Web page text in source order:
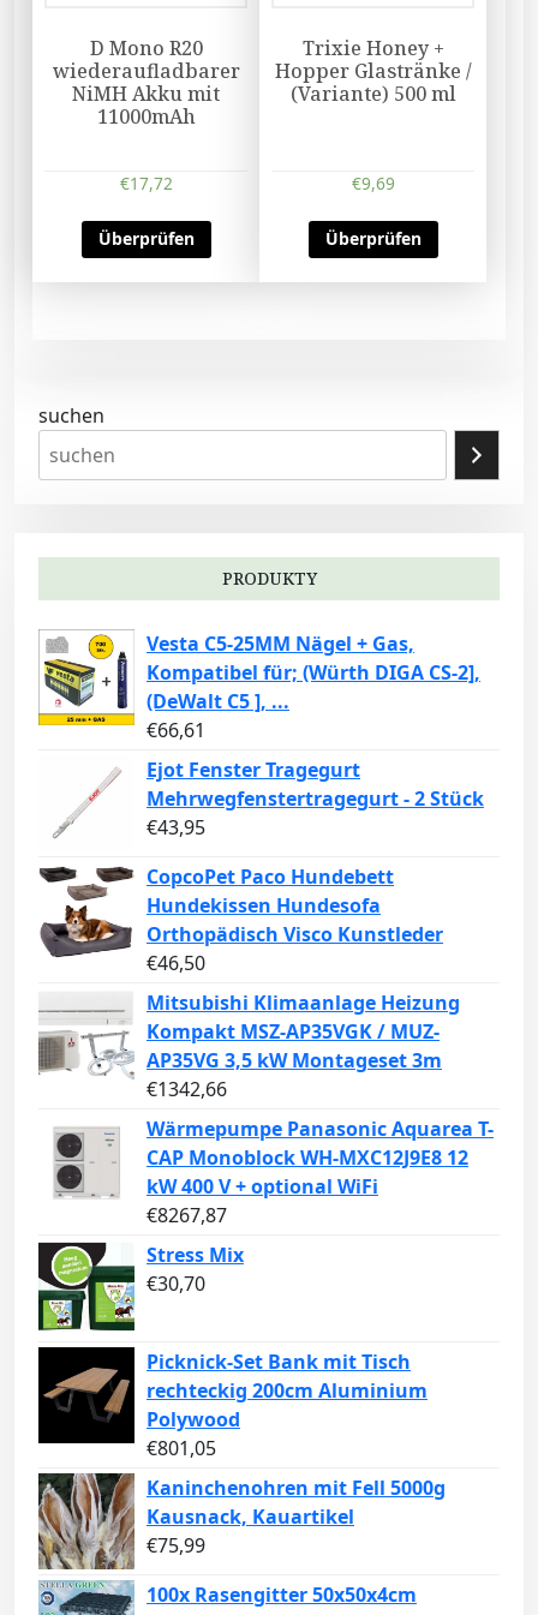
D Mono R20
wiederaufladbarer
NiMH Akku mit
11000mAh
€17,72
Überprüfen
Trixie Honey +
Hopper Glastränke /
(Variante) 500 ml
€9,69
Überprüfen
suchen
PRODUKTY
Vesta C5-25MM Nägel + Gas,
Kompatibel für; (Würth DIGA CS-2],
(DeWalt C5 ], ...
€66,61
Ejot Fenster Tragegurt
Mehrwegfenstertragegurt - 2 Stück
€43,95
CopcoPet Paco Hundebett
Hundekissen Hundesofa
Orthopädisch Visco Kunstleder
€46,50
Mitsubishi Klimaanlage Heizung
Kompakt MSZ-AP35VGK / MUZ-
AP35VG 3,5 kW Montageset 3m
€1342,66
Wärmepumpe Panasonic Aquarea T-
CAP Monoblock WH-MXC12J9E8 12
kW 400 V + optional WiFi
€8267,87
Stress Mix
€30,70
Picknick-Set Bank mit Tisch
rechteckig 200cm Aluminium
Polywood
€801,05
Kaninchenohren mit Fell 5000g
Kausnack, Kauartikel
€75,99
100x Rasengitter 50x50x4cm